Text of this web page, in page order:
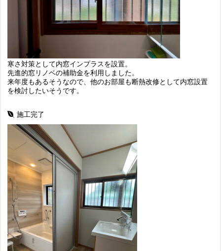
寒さ対策として内窓インプラスを設置。
先進的窓リノベの補助金を利用しました。
来年度もあるそうなので、他のお部屋も断熱改修として内窓設置
を検討したいそうです。
施工完了